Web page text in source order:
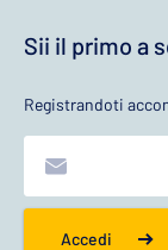
Sii il primo a
Registrandoti
Accedi